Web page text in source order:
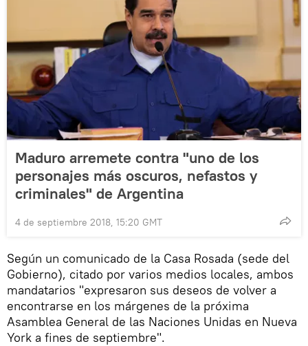
Maduro arremete contra "uno de los
personajes más oscuros, nefastos y
criminales" de Argentina
4 de septiembre 2018, 15:20 GMT
Según un comunicado de la Casa Rosada (sede del
Gobierno), citado por varios medios locales, ambos
mandatarios "expresaron sus deseos de volver a
encontrarse en los márgenes de la próxima
Asamblea General de las Naciones Unidas en Nueva
York a fines de septiembre".